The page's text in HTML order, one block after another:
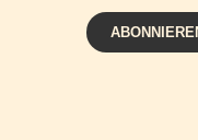
Adresse